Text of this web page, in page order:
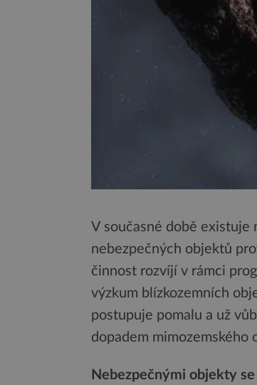
V současné době existuje
nebezpečných objektů
činnost rozvíjí v rámci
výzkum blízkozemních
postupuje pomalu a už
dopadem mimozemského
Nebezpečnými objekty